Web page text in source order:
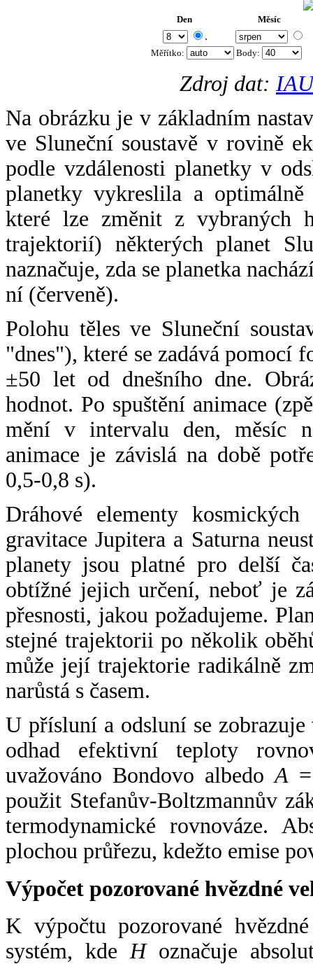
Den Měsíc
.
Měřítko: Body:
Zdroj dat:
Na obrázku je v základním
ve Sluneční soustavě v rovině
podle vzdálenosti planetky v
planetky vykreslila a
které lze změnit z vybraných
trajektorií) některých planet
naznačuje, zda se planetka
ní (červeně).
Polohu těles ve Sluneční
"dnes"), které se zadává pomocí
±50 let od dnešního dne.
hodnot. Po spuštění animace
mění v intervalu den, měsíc
animace je závislá na době
0,5-0,8 s).
Dráhové elementy
gravitace Jupitera a Saturna
planety jsou platné pro delší
obtížné jejich určení, neboť je
přesnosti, jakou požadujeme.
stejné trajektorii po několik
může její trajektorie radikálně
narůstá s časem.
U přísluní a odsluní se
odhad efektivní teploty
uvažováno Bondovo albedoA
použit Stefanův-Boltzmannův
termodynamické rovnováze.
plochou průřezu, kdežto emise
Výpočet pozorované hvězdné
K výpočtu pozorované
systém, kde Hoznačuje